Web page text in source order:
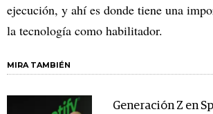
ejecución, y ahí es donde tiene una
la tecnología como habilitador.
MIRA TAMBIÉN
Generación Z en